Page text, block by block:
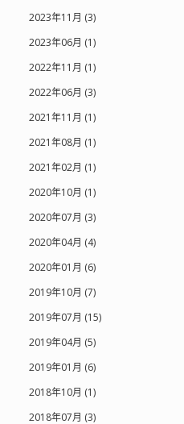
2023年11月 (3)
2023年06月 (1)
2022年11月 (1)
2022年06月 (3)
2021年11月 (1)
2021年08月 (1)
2021年02月 (1)
2020年10月 (1)
2020年07月 (3)
2020年04月 (4)
2020年01月 (6)
2019年10月 (7)
2019年07月 (15)
2019年04月 (5)
2019年01月 (6)
2018年10月 (1)
2018年07月 (3)